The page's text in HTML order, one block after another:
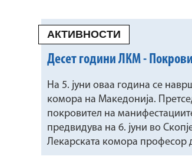
АКТИВНОСТИ
Десет години ЛКМ -
На 5. јуни оваа година се
комора на Македонија.
покровител на
предвидува на 6. јуни во
Лекарската комора професор